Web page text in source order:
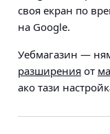
своя екран по
на Google.
Уебмагазин —
разширения от
ако тази